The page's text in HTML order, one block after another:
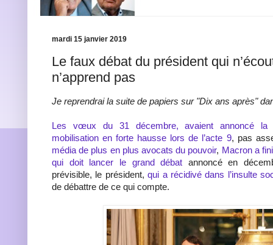
mardi 15 janvier 2019
Le faux débat du président qui
n’apprend pas
Je reprendrai la suite de papiers sur "Dix ans après"
Les vœux du 31 décembre, avaient annoncé la
mobilisation en forte hausse lors de l’acte 9, pas
média de plus en plus avocats du pouvoir, Macron a
qui doit lancer le grand débat annoncé en
prévisible, le président,qui a récidivé dans l’insulte
de débattre de ce qui compte.